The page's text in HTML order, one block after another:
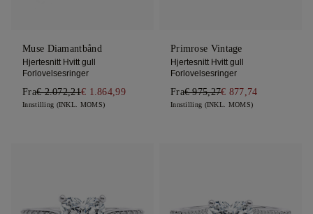
Muse Diamantbånd
Hjertesnitt Hvitt gull
Forlovelsesringer
Fra€ 2.072,21€ 1.864,99
Innstilling (INKL. MOMS)
Primrose Vintage
Hjertesnitt Hvitt gull
Forlovelsesringer
Fra€ 975,27€ 877,74
Innstilling (INKL. MOMS)